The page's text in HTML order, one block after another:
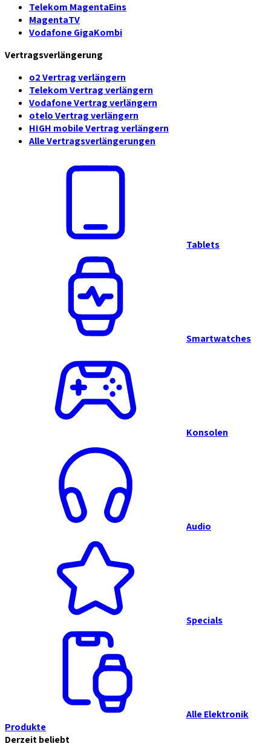
Telekom MagentaEins
MagentaTV
Vodafone GigaKombi
Vertragsverlängerung
o2 Vertrag verlängern
Telekom Vertrag verlängern
Vodafone Vertrag verlängern
otelo Vertrag verlängern
HIGH mobile Vertrag verlängern
Alle Vertragsverlängerungen
Tablets
Smartwatches
Konsolen
Audio
Specials
Alle Elektronik
Produkte
Derzeit beliebt